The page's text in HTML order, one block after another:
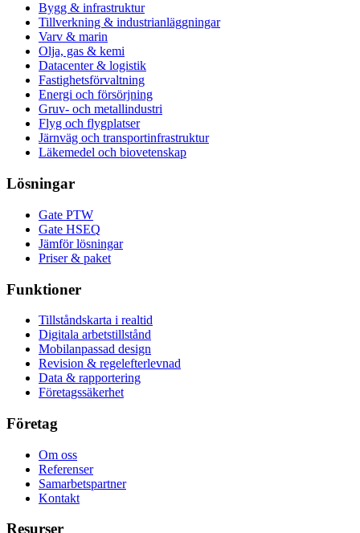
Bygg & infrastruktur
Tillverkning & industrianläggningar
Varv & marin
Olja, gas & kemi
Datacenter & logistik
Fastighetsförvaltning
Energi och försörjning
Gruv- och metallindustri
Flyg och flygplatser
Järnväg och transportinfrastruktur
Läkemedel och biovetenskap
Lösningar
Gate PTW
Gate HSEQ
Jämför lösningar
Priser & paket
Funktioner
Tillståndskarta i realtid
Digitala arbetstillstånd
Mobilanpassad design
Revision & regelefterlevnad
Data & rapportering
Företagssäkerhet
Företag
Om oss
Referenser
Samarbetspartner
Kontakt
Resurser